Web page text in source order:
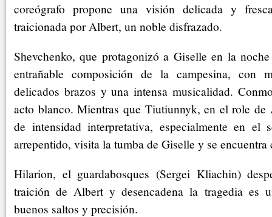
coreógrafo propone una visión delicada y
traicionada por Albert, un noble disfrazado.
Shevchenko, que protagonizó a Giselle en la
entrañable composición de la campesina, con
delicados brazos y una intensa musicalidad.
acto blanco. Mientras que Tiutiunnyk, en el role de
de intensidad interpretativa, especialmente en el
arrepentido, visita la tumba de Giselle y se
Hilarion, el guardabosques (Sergei Kliachin)
traición de Albert y desencadena la tragedia es
buenos saltos y precisión.